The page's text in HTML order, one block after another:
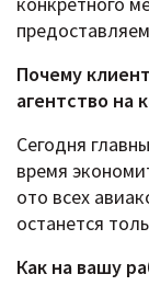
Почему
агентство на
Сегодня
время
ото всех
останется
Как на вашу